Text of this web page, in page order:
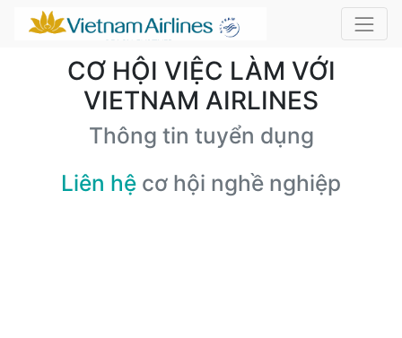
CƠ HỘI VIỆC LÀM VỚI
VIETNAM AIRLINES
Thông tin tuyển dụng
Liên hệ cơ hội nghề nghiệp